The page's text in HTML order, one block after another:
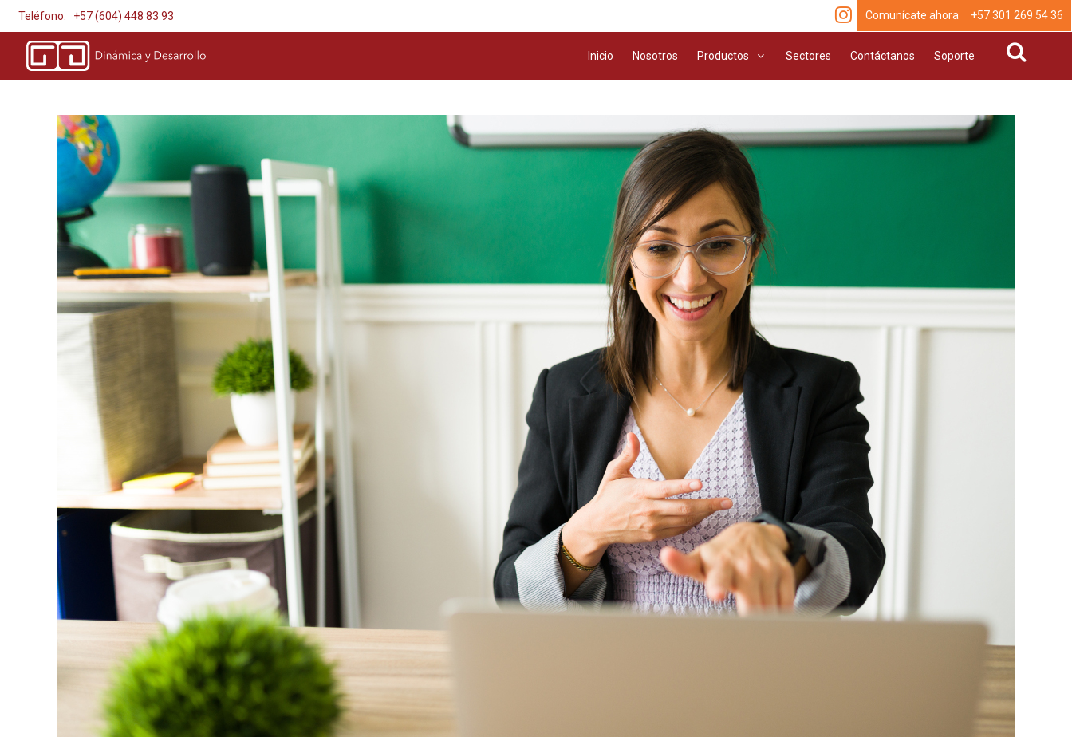
Teléfono: +57 (604) 448 83 93 Comunícate ahora +57 301 269 54 36
Inicio Nosotros Productos Sectores Contáctanos Soporte